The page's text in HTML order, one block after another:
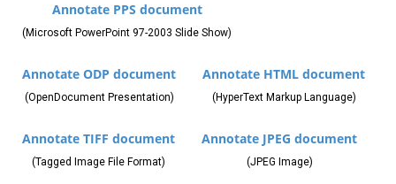
Annotate PPS document
(Microsoft PowerPoint 97-2003 Slide Show)
Annotate ODP document
(OpenDocument Presentation)
Annotate HTML document
(HyperText Markup Language)
Annotate TIFF document
(Tagged Image File Format)
Annotate JPEG document
(JPEG Image)